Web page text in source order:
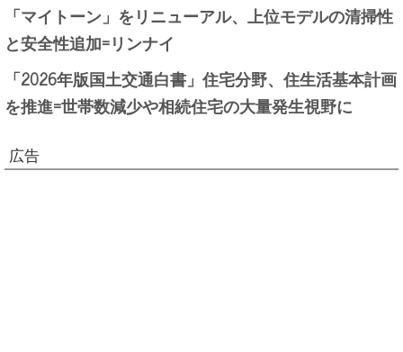
「マイトーン」をリニューアル、上位モデルの清掃性
と安全性追加=リンナイ
「2026年版国土交通白書」住宅分野、住生活基本計画
を推進=世帯数減少や相続住宅の大量発生視野に
広告